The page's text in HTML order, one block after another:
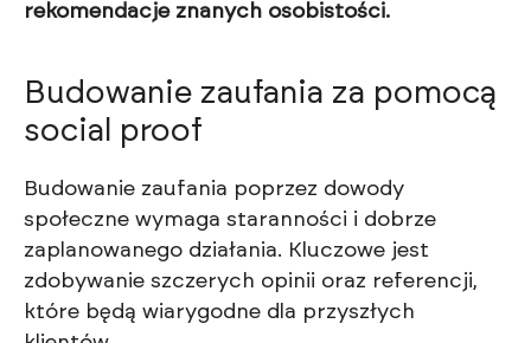
rekomendacje znanych osobistości.
Budowanie zaufania za pomocą
social proof
Budowanie zaufania poprzez dowody
społeczne wymaga staranności i dobrze
zaplanowanego działania. Kluczowe jest
zdobywanie szczerych opinii oraz referencji,
które będą wiarygodne dla przyszłych